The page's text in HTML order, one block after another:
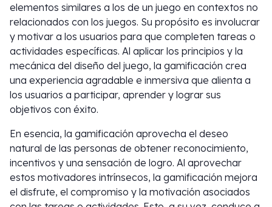
elementos similares a los de un juego en contextos no
relacionados con los juegos. Su propósito es involucrar
y motivar a los usuarios para que completen tareas o
actividades específicas. Al aplicar los principios y la
mecánica del diseño del juego, la gamificación crea
una experiencia agradable e inmersiva que alienta a
los usuarios a participar, aprender y lograr sus
objetivos con éxito.
En esencia, la gamificación aprovecha el deseo
natural de las personas de obtener reconocimiento,
incentivos y una sensación de logro. Al aprovechar
estos motivadores intrínsecos, la gamificación mejora
el disfrute, el compromiso y la motivación asociados